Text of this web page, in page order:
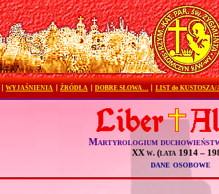
WYJAŚNIENIA ŹRÓDŁA DOBRE SŁOWA… LIST do
Martyrologium
XX w. (lata 1914 –
dane osobowe